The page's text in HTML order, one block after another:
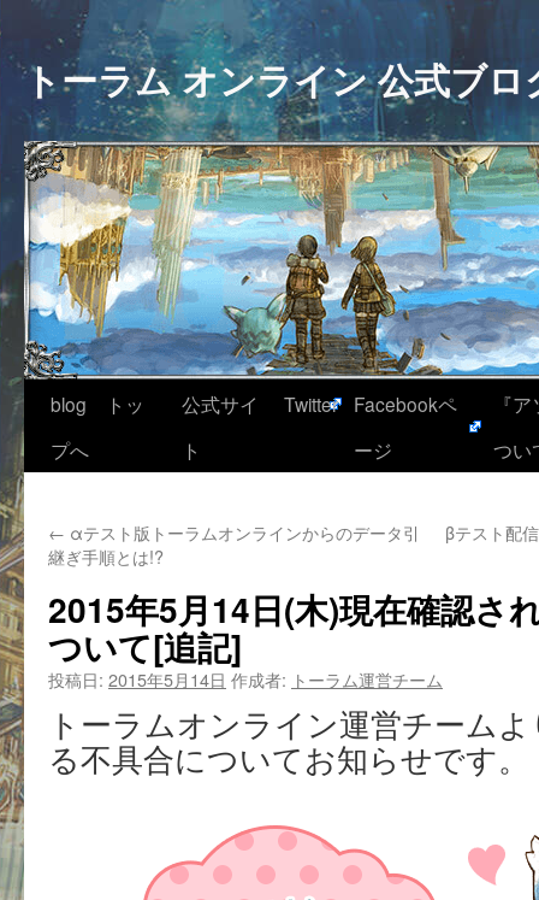
トーラム オンライン 公式ブロ
blog トッ
プへ
公式サイ
ト
Twitter
Facebookペ
ージ
『
つい
← αテスト版トーラムオンラインからのデータ引
継ぎ手順とは!?
βテスト配
2015年5月14日(木)現在確認さ
ついて[追記]
投稿日: 2015年5月14日 作成者: トーラム運営チーム
トーラムオンライン運営チーム
る不具合についてお知らせです。